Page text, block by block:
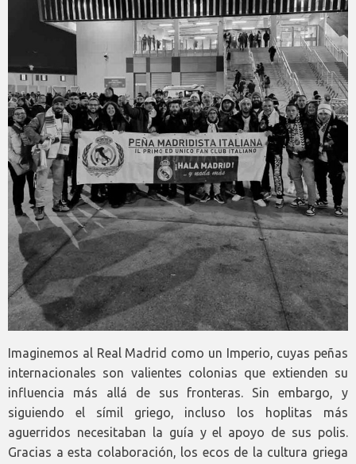
Imaginemos al Real Madrid como un Imperio, cuyas peñas
internacionales son valientes colonias que extienden su
influencia más allá de sus fronteras. Sin embargo, y
siguiendo el símil griego, incluso los hoplitas más
aguerridos necesitaban la guía y el apoyo de sus polis.
Gracias a esta colaboración, los ecos de la cultura griega